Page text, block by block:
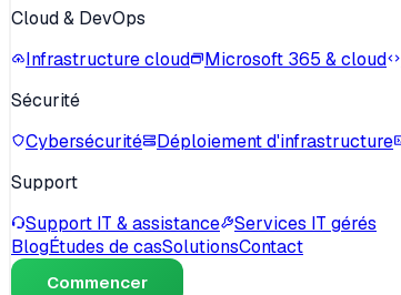
Cloud & DevOps
Infrastructure cloud
Microsoft 365 & cloud
Sécurité
Cybersécurité
Déploiement d'infrastructure
Support
Support IT & assistance
Services IT gérés
BlogÉtudes de casSolutionsContact
Commencer